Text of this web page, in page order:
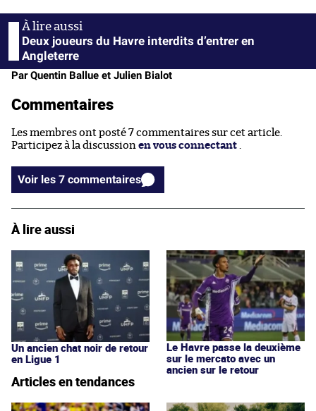
Deux joueurs du Havre interdits d’entrer en
Angleterre
Par Quentin Ballue et Julien Bialot
Commentaires
Les membres ont posté 7 commentaires sur cet article.
Participez à la discussion en vous connectant
Voir les 7 commentaires
À lire aussi
Un ancien chat noir de retour
en Ligue 1
Le Havre passe la deuxième
sur le mercato avec un
ancien sur le retour
Articles en tendances